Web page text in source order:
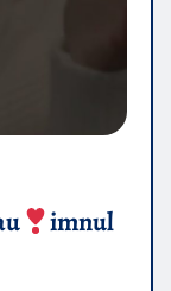
imnul